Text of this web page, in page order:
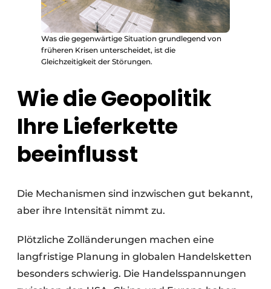
Was die gegenwärtige Situation grundlegend von
früheren Krisen unterscheidet, ist die
Gleichzeitigkeit der Störungen.
Wie die Geopolitik
Ihre Lieferkette
beeinflusst
Die Mechanismen sind inzwischen gut bekannt,
aber ihre Intensität nimmt zu.
Plötzliche Zolländerungen machen eine
langfristige Planung in globalen Handelsketten
besonders schwierig. Die Handelsspannungen